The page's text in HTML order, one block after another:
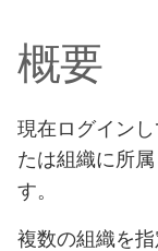
概要
現在ログイン
たは組織に所属
す。
複数の組織を